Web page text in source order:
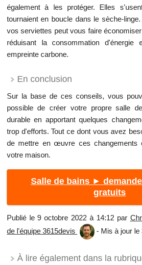
également à les protéger. Elles
tournaient en boucle dans le sèche-
vos serviettes peut vous faire
réduisant la consommation d'énergie
empreinte carbone.
En conclusion
Sur la base de ces conseils, vous
possible de créer votre propre salle
durable en apportant quelques
trop d'efforts. Tout ce dont vous avez
de mettre en œuvre ces changements
votre maison.
Salle de bains ►
gratuits
Publié le 9 octobre 2022 à 14:12 par
de l'équipe 3615devis
- Mis à jour le
À lire également dans la